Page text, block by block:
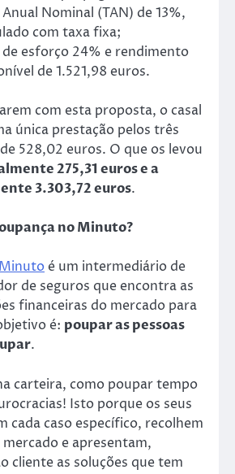
Anual Nominal (TAN) de 13%,
com taxa fixa;
de esforço 24% e rendimento
de 1.521,98 euros.
com esta proposta, o casal
única prestação pelos três
528,02 euros. O que os levou
275,31 euros e a
3.303,72 euros.
no Minuto?
é um intermediário de
de seguros que encontra as
financeiras do mercado para
é: poupar as pessoas
.
carteira, como poupar tempo
Isto porque os seus
cada caso específico, recolhem
e apresentam,
cliente as soluções que tem